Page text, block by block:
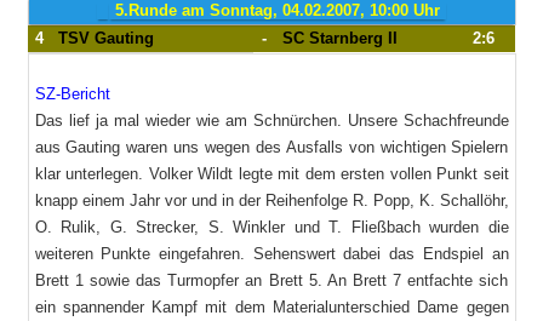
5.Runde am Sonntag, 04.02.2007, 10:00 Uhr
4
TSV Gauting - SC Starnberg II 2:6
SZ-Bericht
Das lief ja mal wieder wie am Schnürchen. Unsere Schachfreunde
aus Gauting waren uns wegen des Ausfalls von wichtigen Spielern
klar unterlegen. Volker Wildt legte mit dem ersten vollen Punkt seit
knapp einem Jahr vor und in der Reihenfolge R. Popp, K. Schallöhr,
O. Rulik, G. Strecker, S. Winkler und T. Fließbach wurden die
weiteren Punkte eingefahren. Sehenswert dabei das Endspiel an
Brett 1 sowie das Turmopfer an Brett 5. An Brett 7 entfachte sich
ein spannender Kampf mit dem Materialunterschied Dame gegen